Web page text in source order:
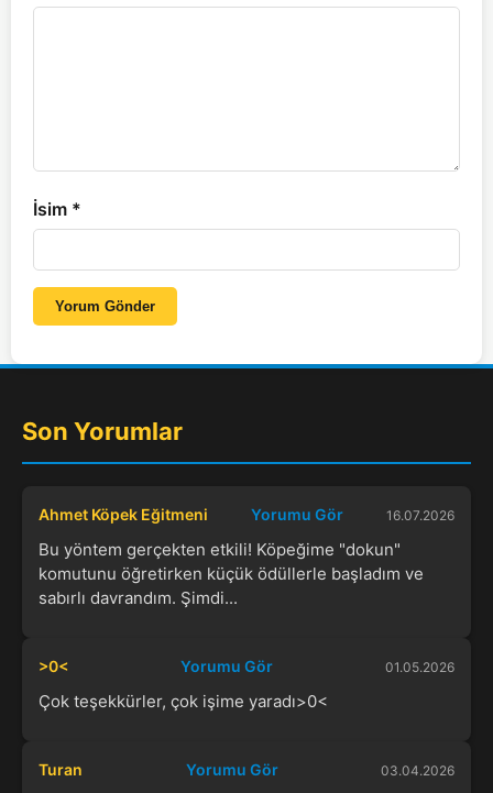
İsim *
Yorum Gönder
Son Yorumlar
Ahmet Köpek Eğitmeni Yorumu Gör 16.07.2026
Bu yöntem gerçekten etkili! Köpeğime "dokun"
komutunu öğretirken küçük ödüllerle başladım ve
sabırlı davrandım. Şimdi...
>0< Yorumu Gör 01.05.2026
Çok teşekkürler, çok işime yaradı>0<
Turan Yorumu Gör 03.04.2026